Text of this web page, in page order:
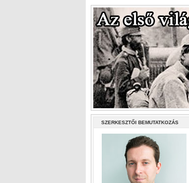
SZERKESZTŐI BEMUTATKOZÁS